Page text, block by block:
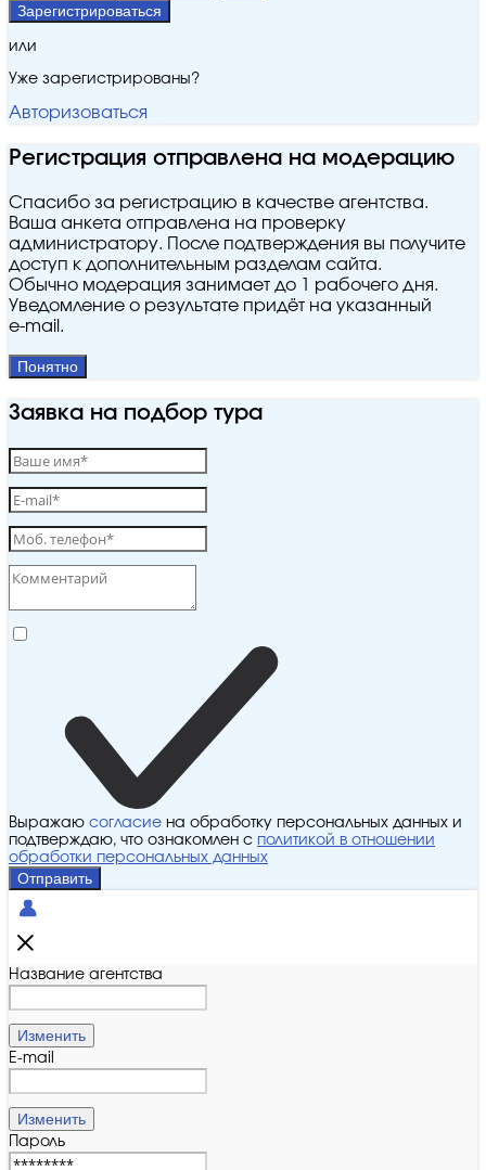
Зарегистрироваться
или
Уже зарегистрированы?
Авторизоваться
Регистрация отправлена на модерацию
Спасибо за регистрацию в качестве агентства.
Ваша анкета отправлена на проверку
администратору. После подтверждения вы получите
доступ к дополнительным разделам сайта.
Обычно модерация занимает до 1 рабочего дня.
Уведомление о результате придёт на указанный
e‑mail.
Понятно
Заявка на подбор тура
Выражаю согласие на обработку персональных данных и
подтверждаю, что ознакомлен с политикой в отношении
обработки персональных данных
Отправить
Название агентства
Изменить
E-mail
Изменить
Пароль